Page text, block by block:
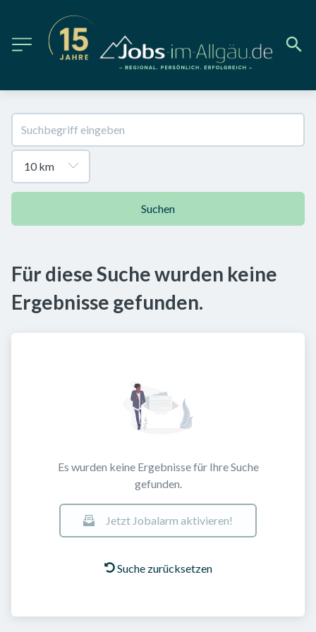
Suchen
Für diese Suche wurden keine
Ergebnisse gefunden.
Es wurden keine Ergebnisse für Ihre Suche
gefunden.
Jetzt Jobalarm aktivieren!
Suche zurücksetzen